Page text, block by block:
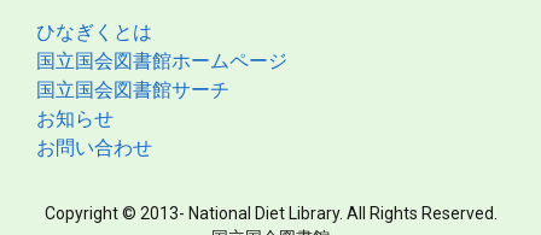
ひなぎくとは
国立国会図書館ホームページ
国立国会図書館サーチ
お知らせ
お問い合わせ
Copyright © 2013- National Diet Library. All Rights Reserved.